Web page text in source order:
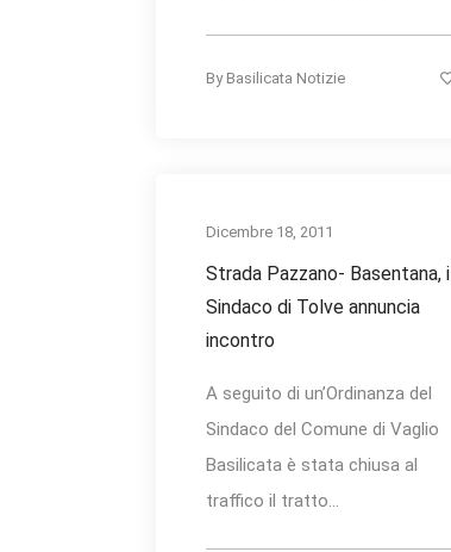
By Basilicata Notizie
Dicembre 18, 2011
Strada Pazzano- Basentana, il
Sindaco di Tolve annuncia
incontro
A seguito di un’Ordinanza del
Sindaco del Comune di Vaglio
Basilicata è stata chiusa al
traffico il tratto...